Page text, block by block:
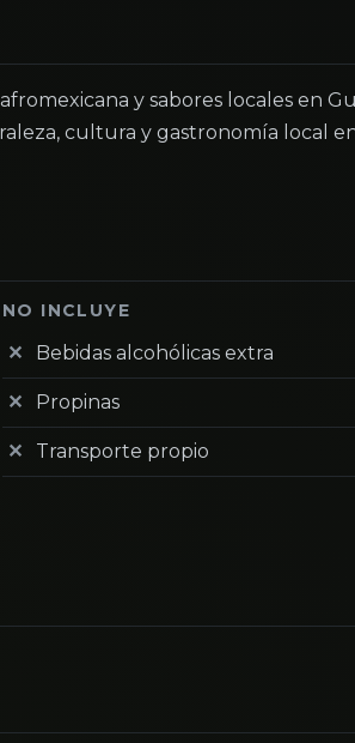
y sabores locales en
cultura y gastronomía local
NO INCLUYE
Bebidas alcohólicas extra
Propinas
Transporte propio